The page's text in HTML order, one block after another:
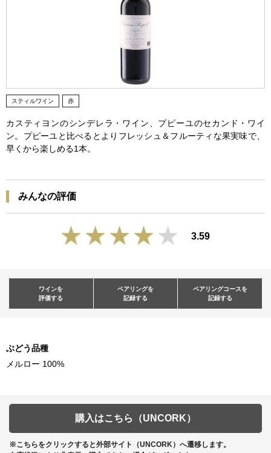
スティルワイン 赤
カスティヨンのシンデレラ・ワイン、プピーユのセカンド・ワイ
ン。プピーユと比べるとよりフレッシュ＆フルーティな果実味で、
早くから楽しめる1本。
みんなの評価
3.59
ワインを
評価する
ペアリングを
記録する
ペアリングコースを
記録する
ぶどう品種
メルロー 100%
購入はこちら（UNCORK）
※こちらをクリックすると外部サイト（UNCORK）へ遷移します。